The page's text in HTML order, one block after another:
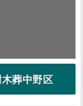
葬中野区